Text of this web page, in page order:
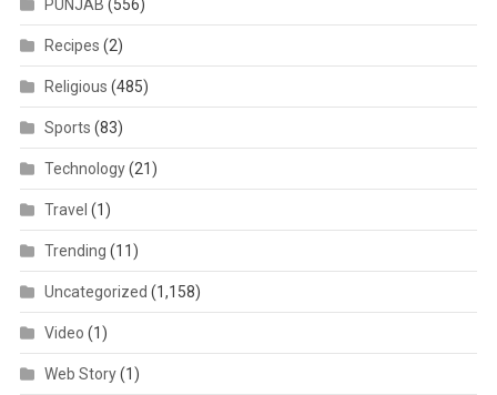
PUNJAB (556)
Recipes (2)
Religious (485)
Sports (83)
Technology(21)
Travel (1)
Trending (11)
Uncategorized (1,158)
Video (1)
Web Story(1)